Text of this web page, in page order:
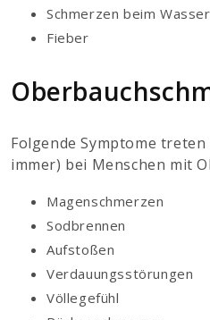
Schmerzen beim
Fieber
Folgende Symptome
immer) bei Menschen mit
Magenschmerzen
Sodbrennen
Aufstoßen
Verdauungsstörungen
Völlegefühl